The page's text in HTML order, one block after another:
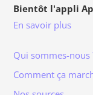
Bientôt l'appli
En savoir plus
Qui sommes-nous
Comment ça